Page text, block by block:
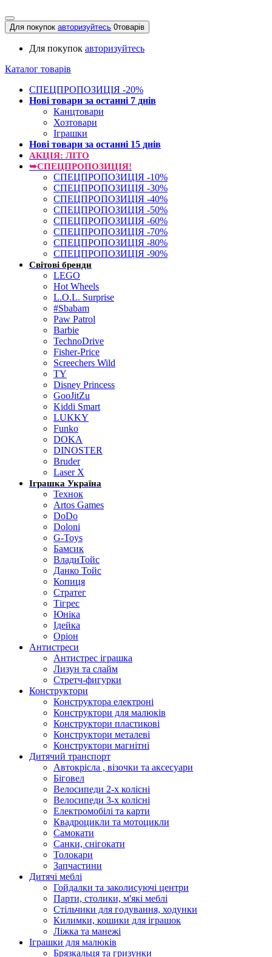
Для покупок авторизуйтесь 0товарів
Для покупок авторизуйтесь
Каталог товарів
СПЕЦПРОПОЗИЦІЯ -20%
Нові товари за останнi 7 днiв
Канцтовари
Хозтовари
Іграшки
Нові товари за останнi 15 днiв
АКЦІЯ: ЛІТО
➥СПЕЦПРОПОЗИЦІЯ!
СПЕЦПРОПОЗИЦІЯ -10%
СПЕЦПРОПОЗИЦІЯ -30%
СПЕЦПРОПОЗИЦІЯ -40%
СПЕЦПРОПОЗИЦІЯ -50%
СПЕЦПРОПОЗИЦІЯ -60%
СПЕЦПРОПОЗИЦІЯ -70%
СПЕЦПРОПОЗИЦІЯ -80%
СПЕЦПРОПОЗИЦІЯ -90%
Світові бренди
LEGO
Hot Wheels
L.O.L. Surprise
#Sbabam
Paw Patrol
Barbie
TechnoDrive
Fisher-Price
Screechers Wild
TY
Disney Princess
GooJitZu
Kiddi Smart
LUKKY
Funko
DOKA
DINOSTER
Bruder
Laser X
Іграшка Україна
Технок
Artos Games
DoDo
Doloni
G-Toys
Бамсик
ВладиТойс
Данко Тойс
Копиця
Стратег
Тігрес
Юніка
Ідейка
Оріон
Антистреси
Антистрес іграшка
Лизун та слайм
Стретч-фигурки
Конструктори
Конструктора електроні
Конструктори для малюків
Конструктори пластикові
Конструктори металеві
Конструктори магнітні
Дитячий транспорт
Автокрісла , візочки та аксесуари
Біговел
Велосипеди 2-х колісні
Велосипеди 3-х колісні
Електромобілі та карти
Квадроцикли та мотоцикли
Самокати
Санки, снігокати
Толокари
Запчастини
Дитячі меблі
Гойдалки та заколисуючі центри
Парти, столики, м'які меблі
Стільчики для годування, ходунки
Килимки, кошики для іграшок
Ліжка та манежі
Іграшки для малюків
Брязкальця та гризунки